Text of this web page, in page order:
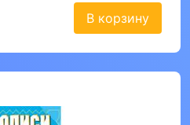
В корзину